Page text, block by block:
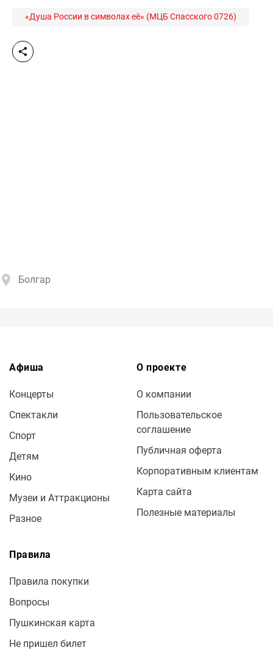
«Душа России в символах её» (МЦБ Спасского 0726)
Болгар
Афиша
Концерты
Спектакли
Спорт
Детям
Кино
Музеи и Аттракционы
Разное
О проекте
О компании
Пользовательское
соглашение
Публичная оферта
Корпоративным клиентам
Карта сайта
Полезные материалы
Правила
Правила покупки
Вопросы
Пушкинская карта
Не пришел билет